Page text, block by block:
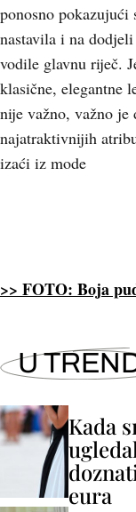
ponosno pokazujući
nastavila i na
vodile glavnu riječ.
klasične, elegantne
nije važno, važno je
najatraktivnijih
izaći iz mode
>> FOTO: Boja
U
Kada
eura